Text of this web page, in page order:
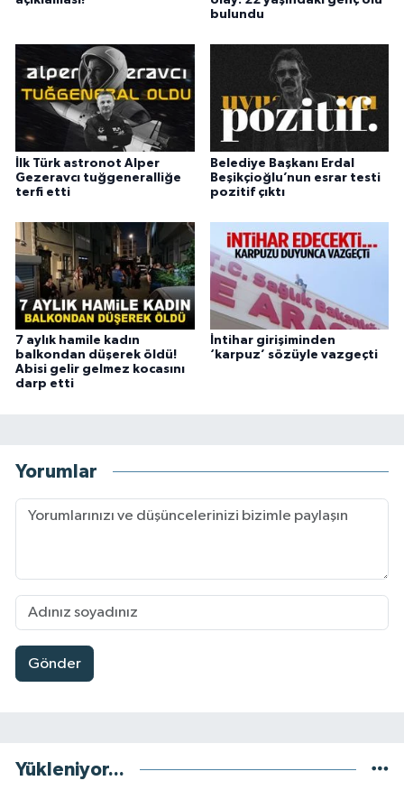
bulundu
İlk Türk astronot Alper
Gezeravcı tuğgeneralliğe
terfi etti
Belediye Başkanı Erdal
Beşikçioğlu’nun esrar testi
pozitif çıktı
7 aylık hamile kadın
balkondan düşerek öldü!
Abisi gelir gelmez kocasını
darp etti
İntihar girişiminden
‘karpuz’ sözüyle vazgeçti
Yorumlar
Gönder
Yükleniyor...